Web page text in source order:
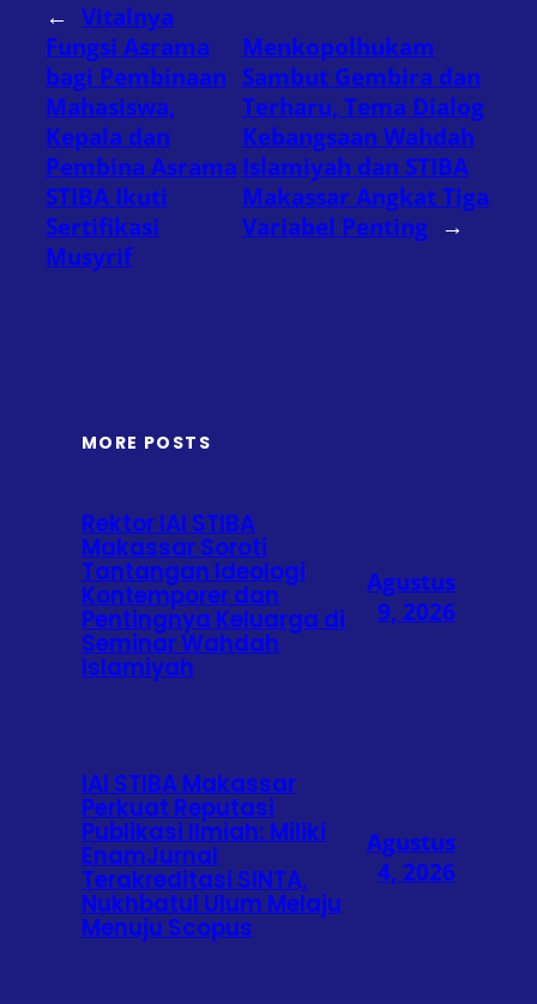
← Vitalnya
Fungsi Asrama
bagi Pembinaan
Mahasiswa,
Kepala dan
Pembina Asrama
STIBA Ikuti
Sertifikasi
Musyrif
Menkopolhukam
Sambut Gembira dan
Terharu, Tema Dialog
Kebangsaan Wahdah
Islamiyah dan STIBA
Makassar Angkat Tiga
Variabel Penting →
MORE POSTS
Rektor IAI STIBA
Makassar Soroti
Tantangan Ideologi
Kontemporer dan
Pentingnya Keluarga di
Seminar Wahdah
Islamiyah
Agustus
9, 2026
IAI STIBA Makassar
Perkuat Reputasi
Publikasi Ilmiah: Miliki
EnamJurnal
Terakreditasi SINTA,
Nukhbatul Ulum Melaju
Menuju Scopus
Agustus
4, 2026